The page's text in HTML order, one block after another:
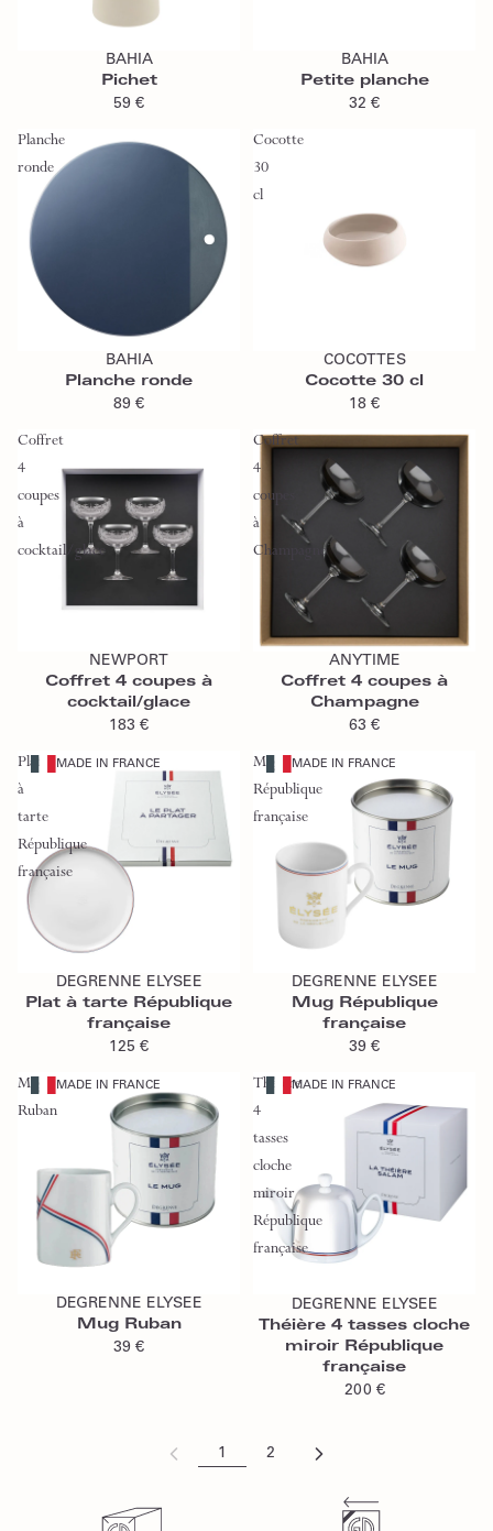
Ajouter au panier
BAHIA
Pichet
59 €
BAHIA
Petite planche
32 €
Planche
ronde
Ajouter au panier
BAHIA
Planche ronde
89 €
Cocotte
30
cl
COCOTTES
Cocotte 30 cl
18 €
Coffret
4
coupes
à
cocktail/glace
NEWPORT
Coffret 4 coupes à
cocktail/glace
183 €
Coffret
4
coupes
à
Champagne
Ajouter au panier
ANYTIME
Coffret 4 coupes à
Champagne
63 €
Plat
à
tarte
République
française
MADE IN FRANCE
Ajouter au panier
DEGRENNE ELYSEE
Plat à tarte République
française
125 €
Mug
République
française
MADE IN FRANCE
Ajouter au panier
DEGRENNE ELYSEE
Mug République
française
39 €
Mug
Ruban
MADE IN FRANCE
Ajouter au panier
DEGRENNE ELYSEE
Mug Ruban
39 €
Théière
4
tasses
cloche
miroir
République
française
MADE IN FRANCE
Ajouter au panier
DEGRENNE ELYSEE
Théière 4 tasses cloche
miroir République
française
200 €
1 2